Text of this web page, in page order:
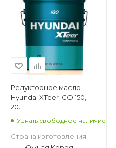
Редукторное масло
Hyundai XTeer IGO 150,
20л
Узнать свободное наличие
Страна изготовления